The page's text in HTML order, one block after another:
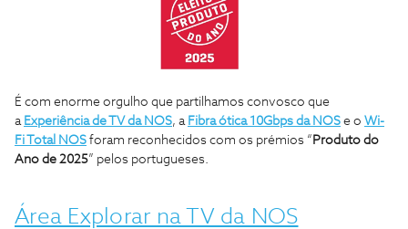
É com enorme orgulho que partilhamos convosco que
a Experiência de TV da NOS, a Fibra ótica 10Gbps da NOS e o Wi-
Fi Total NOS foram reconhecidos com os prémios “ Produto do
Ano de 2025” pelos portugueses.
Área Explorar na TV da NOS